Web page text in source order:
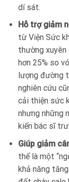
dí sát.
Hỗ trợ giảm
từ Viện Sức
thường
hơn 25% so
lượng đường
nghiên cứu
cải thiện sức
nhưng những
kiến bác sĩ
Giúp giảm
thể là một
khả năng